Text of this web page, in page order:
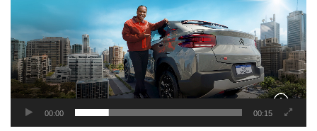
00:00 00:15